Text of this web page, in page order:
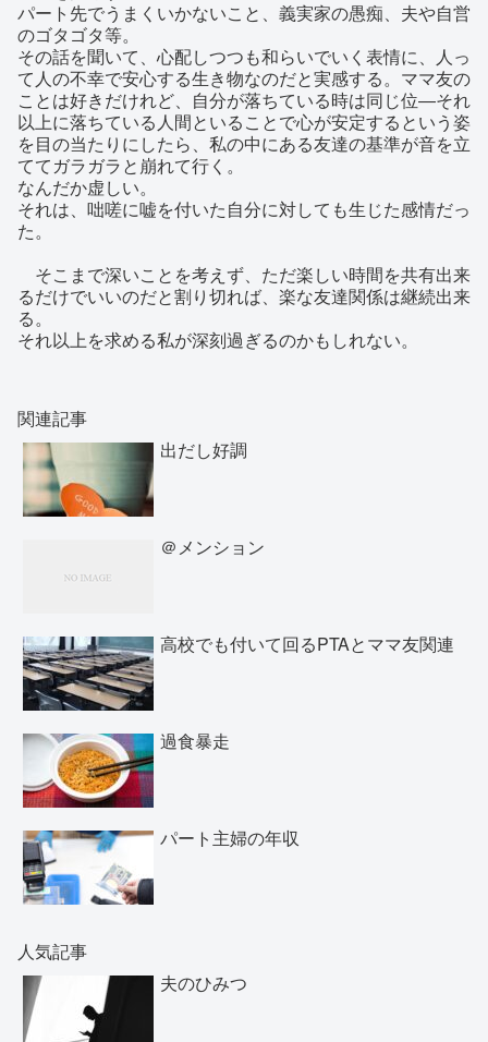
パート先でうまくいかないこと、義実家の愚痴、夫や自営
のゴタゴタ等。
その話を聞いて、心配しつつも和らいでいく表情に、人っ
て人の不幸で安心する生き物なのだと実感する。ママ友の
ことは好きだけれど、自分が落ちている時は同じ位―それ
以上に落ちている人間といることで心が安定するという姿
を目の当たりにしたら、私の中にある友達の基準が音を立
ててガラガラと崩れて行く。
なんだか虚しい。
それは、咄嗟に嘘を付いた自分に対しても生じた感情だっ
た。
そこまで深いことを考えず、ただ楽しい時間を共有出来
るだけでいいのだと割り切れば、楽な友達関係は継続出来
る。
それ以上を求める私が深刻過ぎるのかもしれない。
関連記事
出だし好調
＠メンション
高校でも付いて回るPTAとママ友関連
過食暴走
パート主婦の年収
人気記事
夫のひみつ